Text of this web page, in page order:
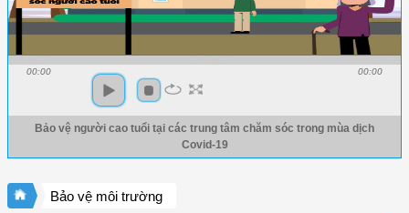
00:00 00:00
Bảo vệ người cao tuổi tại các trung tâm chăm sóc trong mùa dịch
Covid-19
Bảo vệ môi trường